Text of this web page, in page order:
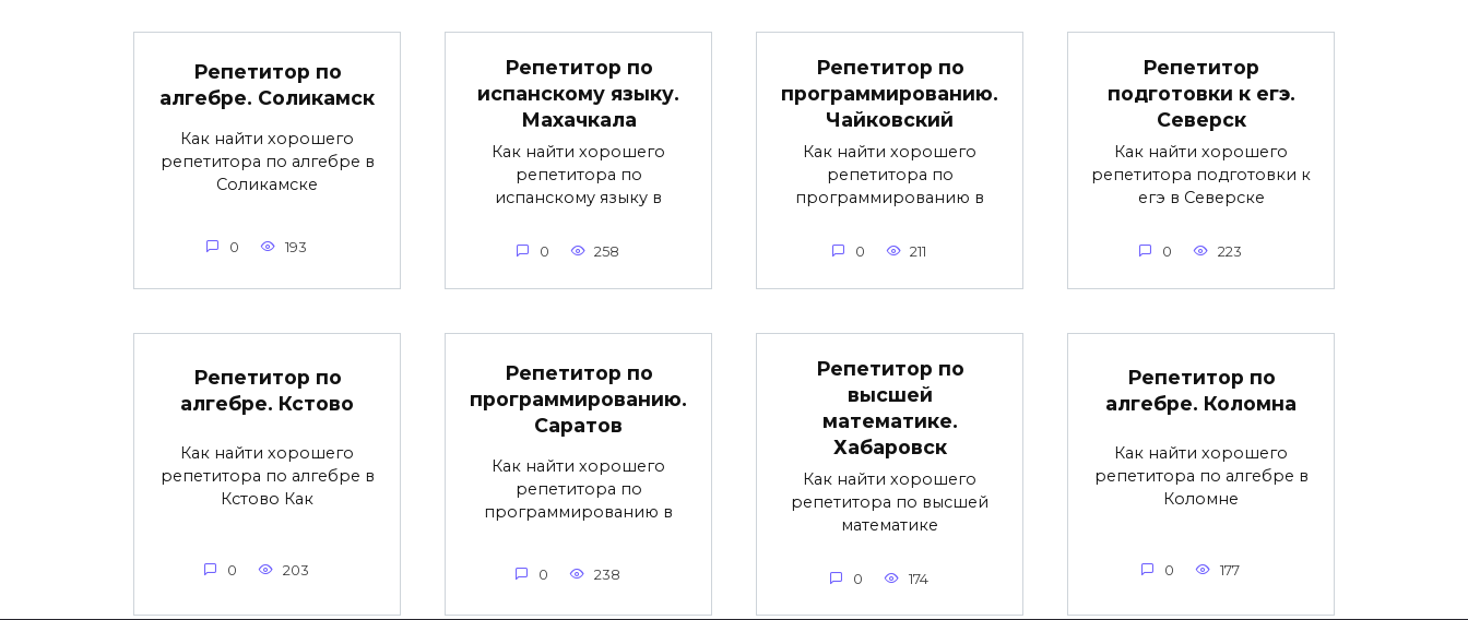
Репетитор по
алгебре. Соликамск
Как найти хорошего
репетитора по алгебре в
Соликамске
0 193
Репетитор по
испанскому языку.
Махачкала
Как найти хорошего
репетитора по
испанскому языку в
0 258
Репетитор по
программированию.
Чайковский
Как найти хорошего
репетитора по
программированию в
0 211
Репетитор
подготовки к егэ.
Северск
Как найти хорошего
репетитора подготовки к
егэ в Северске
0 223
Репетитор по
алгебре. Кстово
Как найти хорошего
репетитора по алгебре в
Кстово Как
0 203
Репетитор по
программированию.
Саратов
Как найти хорошего
репетитора по
программированию в
0 238
Репетитор по
высшей
математике.
Хабаровск
Как найти хорошего
репетитора по высшей
математике
0 174
Репетитор по
алгебре. Коломна
Как найти хорошего
репетитора по алгебре в
Коломне
0 177